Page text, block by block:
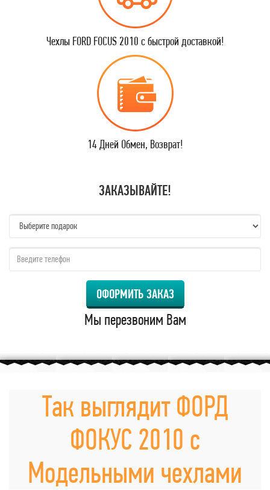
Чехлы FORD FOCUS 2010 с быстрой доставкой!
14 Дней Обмен, Возврат!
ЗАКАЗЫВАЙТЕ!
ОФОРМИТЬ ЗАКАЗ
Мы перезвоним Вам
Так выглядит ФОРД
ФОКУС 2010 с
Модельными чехлами